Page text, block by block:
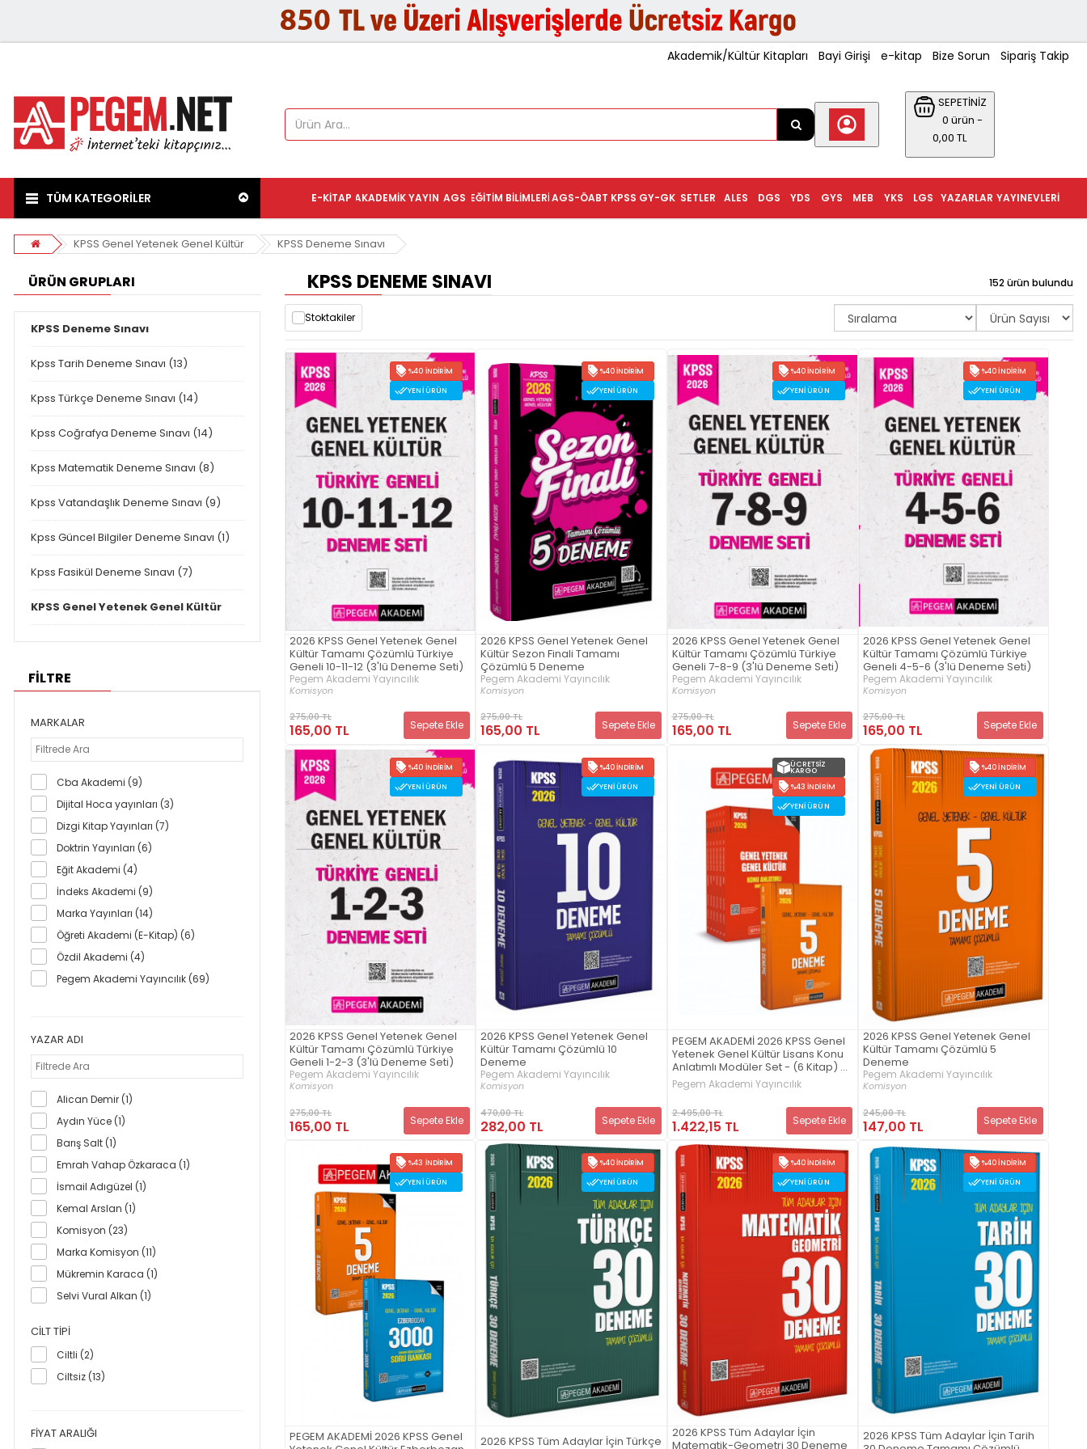
Akademik/Kültür Kitapları Bayi Girişi e-kitap Bize Sorun Sipariş Takip
SEPETİNİZ
0 ürün -
0,00 TL
TÜM KATEGORİLER YAYINEVLERI
YAZARLAR
LGS
YKS
MEB
GYS
YDS
DGS
ALES
SETLER
KPSS GY-GK
AGS-ÖABT
EĞITIM BILIMLERI
AGS
AKADEMIK YAYIN
E-KITAP
KPSS Genel Yetenek Genel Kültür KPSS Deneme Sınavı
ÜRÜN GRUPLARI
KPSS Deneme Sınavı
Kpss Tarih Deneme Sınavı (13)
Kpss Türkçe Deneme Sınavı (14)
Kpss Coğrafya Deneme Sınavı (14)
Kpss Matematik Deneme Sınavı (8)
Kpss Vatandaşlık Deneme Sınavı (9)
Kpss Güncel Bilgiler Deneme Sınavı (1)
Kpss Fasikül Deneme Sınavı (7)
KPSS Genel Yetenek Genel Kültür
FİLTRE
MARKALAR
Cba Akademi (9)
Dijital Hoca yayınları (3)
Dizgi Kitap Yayınları (7)
Doktrin Yayınları (6)
Eğit Akademi (4)
İndeks Akademi (9)
Marka Yayınları (14)
Öğreti Akademi (E-Kitap) (6)
Özdil Akademi (4)
Pegem Akademi Yayıncılık (69)
Retro Yayıncılık (7)
Saydam Yayınları (4)
YAZAR ADI
Alican Demir (1)
Aydın Yüce (1)
Barış Salt (1)
Emrah Vahap Özkaraca (1)
İsmail Adıgüzel (1)
Kemal Arslan (1)
Komisyon (23)
Marka Komisyon (11)
Mükremin Karaca (1)
Selvi Vural Alkan (1)
Umut Cihan Arslan (1)
Yasin Kara (1)
CILT TIPI
Ciltli (2)
Ciltsiz (13)
FIYAT ARALIĞI
KPSS DENEME SINAVI 152 ürün bulundu
Stoktakiler
%40 İNDIRIM
YENI ÜRÜN
2026 KPSS Genel Yetenek Genel
Kültür Tamamı Çözümlü Türkiye
Geneli 10-11-12 (3'lü Deneme Seti)
Pegem Akademi Yayıncılık
Komisyon
275,00 TL
165,00 TL Sepete Ekle
%40 İNDIRIM
YENI ÜRÜN
2026 KPSS Genel Yetenek Genel
Kültür Sezon Finali Tamamı
Çözümlü 5 Deneme
Pegem Akademi Yayıncılık
Komisyon
275,00 TL
165,00 TL Sepete Ekle
%40 İNDIRIM
YENI ÜRÜN
2026 KPSS Genel Yetenek Genel
Kültür Tamamı Çözümlü Türkiye
Geneli 7-8-9 (3'lü Deneme Seti)
Pegem Akademi Yayıncılık
Komisyon
275,00 TL
165,00 TL Sepete Ekle
%40 İNDIRIM
YENI ÜRÜN
2026 KPSS Genel Yetenek Genel
Kültür Tamamı Çözümlü Türkiye
Geneli 4-5-6 (3'lü Deneme Seti)
Pegem Akademi Yayıncılık
Komisyon
275,00 TL
165,00 TL Sepete Ekle
%40 İNDIRIM
YENI ÜRÜN
2026 KPSS Genel Yetenek Genel
Kültür Tamamı Çözümlü Türkiye
Geneli 1-2-3 (3'lü Deneme Seti)
Pegem Akademi Yayıncılık
Komisyon
275,00 TL
165,00 TL Sepete Ekle
%40 İNDIRIM
YENI ÜRÜN
2026 KPSS Genel Yetenek Genel
Kültür Tamamı Çözümlü 10
Deneme
Pegem Akademi Yayıncılık
Komisyon
470,00 TL
282,00 TL Sepete Ekle
ÜCRETSIZ
KARGO
%43 İNDIRIM
YENI ÜRÜN
PEGEM AKADEMİ 2026 KPSS Genel
Yetenek Genel Kültür Lisans Konu
Anlatımlı Modüler Set - (6 Kitap) +
2026 KPSS Genel Yetenek Genel
Kültür Tamamı Çözümlü 5
Deneme Seti (7.Kitap)
Pegem Akademi Yayıncılık
2.495,00 TL
1.422,15 TL Sepete Ekle
%40 İNDIRIM
YENI ÜRÜN
2026 KPSS Genel Yetenek Genel
Kültür Tamamı Çözümlü 5
Deneme
Pegem Akademi Yayıncılık
Komisyon
245,00 TL
147,00 TL Sepete Ekle
%43 İNDIRIM
YENI ÜRÜN
PEGEM AKADEMİ 2026 KPSS Genel
%40 İNDIRIM
YENI ÜRÜN
2026 KPSS Tüm Adaylar İçin Türkçe
%40 İNDIRIM
YENI ÜRÜN
2026 KPSS Tüm Adaylar İçin
Matematik-Geometri 30 Deneme
%40 İNDIRIM
YENI ÜRÜN
2026 KPSS Tüm Adaylar İçin Tarih